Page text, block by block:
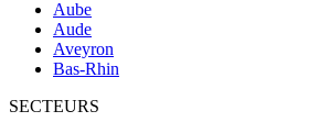
Aube
Aude
Aveyron
Bas-Rhin
SECTEURS